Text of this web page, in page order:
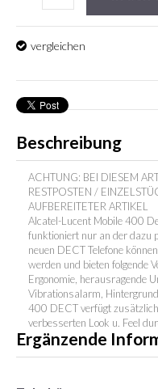
vergleichen
Beschreibung
ACHTUNG: BEI DIESEM
RESTPOSTEN /
AUFBEREITETER ARTIKEL
Alcatel-Lucent Mobile 400
funktioniert nur an der dazu
neuen DECT Telefone
werden und bieten folgende
Ergonomie, herausragende
Vibrationsalarm,
400 DECT verfügt
verbesserten Look u. Feel
Ergänzende